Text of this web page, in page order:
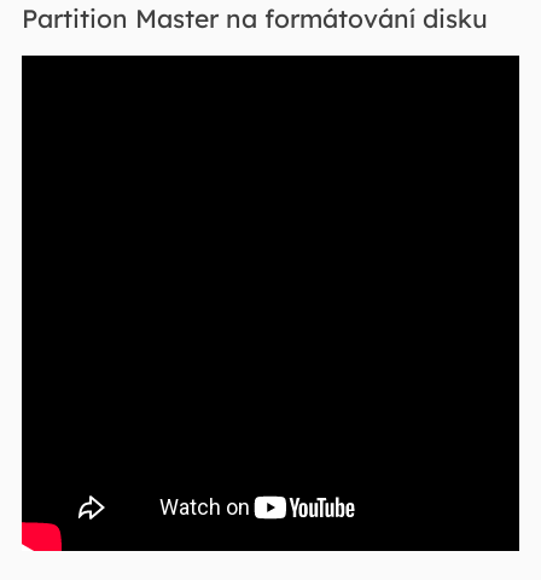
Partition Master na formátování disku